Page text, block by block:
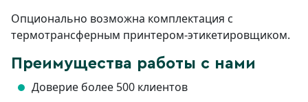
Опционально возможна комплектация с
термотрансферным принтером-этикетировщиком.
Преимущества работы с нами
Доверие более 500 клиентов